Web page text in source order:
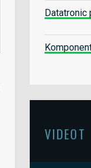
Datatronic
VIDEOT